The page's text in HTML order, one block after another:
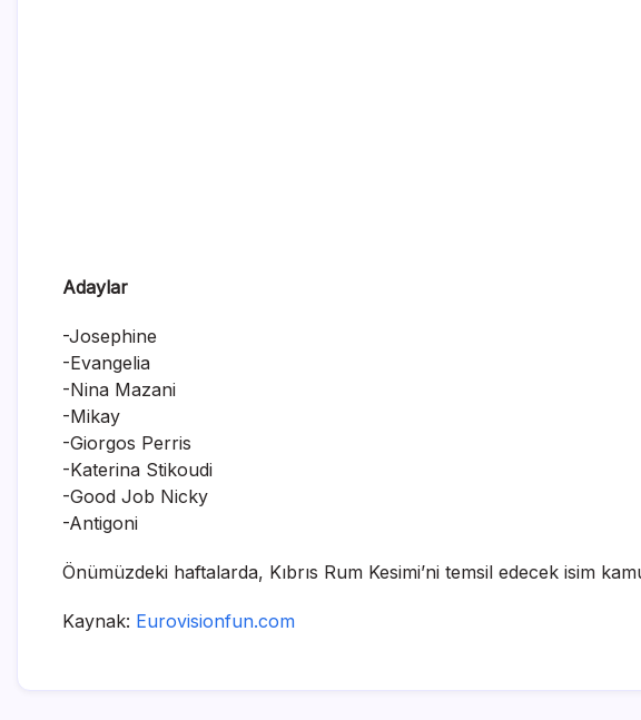
Adaylar
-Josephine
-Evangelia
-Nina Mazani
-Mikay
-Giorgos Perris
-Katerina Stikoudi
-Good Job Nicky
-Antigoni
Önümüzdeki haftalarda, Kıbrıs Rum Kesimi’ni temsil edecek isim
Kaynak: Eurovisionfun.com